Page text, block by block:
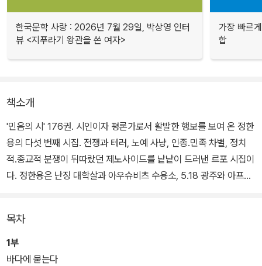
한국문학 사랑 : 2026년 7월 29일, 박상영 인터
뷰 <지푸라기 왕관을 쓴 여자>
가장 빠르
합
책소개
'민음의 시' 176권. 시인이자 평론가로서 활발한 행보를 보여 온 정한
용의 다섯 번째 시집. 전쟁과 테러, 노예 사냥, 인종.민족 차별, 정치
적.종교적 분쟁이 뒤따랐던 제노사이드를 낱낱이 드러낸 르포 시집이
다. 정한용은 난징 대학살과 아우슈비츠 수용소, 5.18 광주와 아프간
문학평론가 이명원이 "폭력의 고발로 이보다 더 적나라한 시를 본 적
이 없다."라고 평했을 만큼 묘사가 구체적이고 생생하며, 시편들이 사
목차
1부
바다에 묻는다